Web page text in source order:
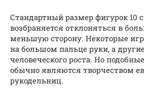
Стандартный размер фигурок 10
возбраняется отклоняться в
меньшую сторону. Некоторые
на большом пальце руки, а
человеческого роста. Но
обычно являются творчеством
рукодельниц.